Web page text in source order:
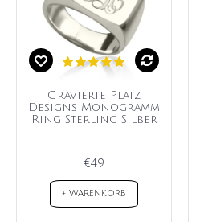
Gravierte Platz
Designs Monogramm
Ring Sterling Silber
€49
+ WARENKORB